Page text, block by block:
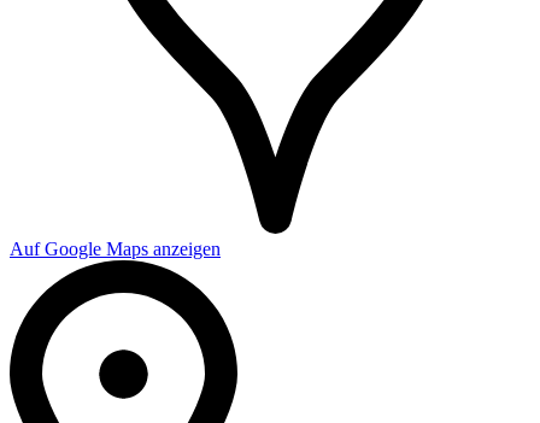
Auf Google Maps anzeigen